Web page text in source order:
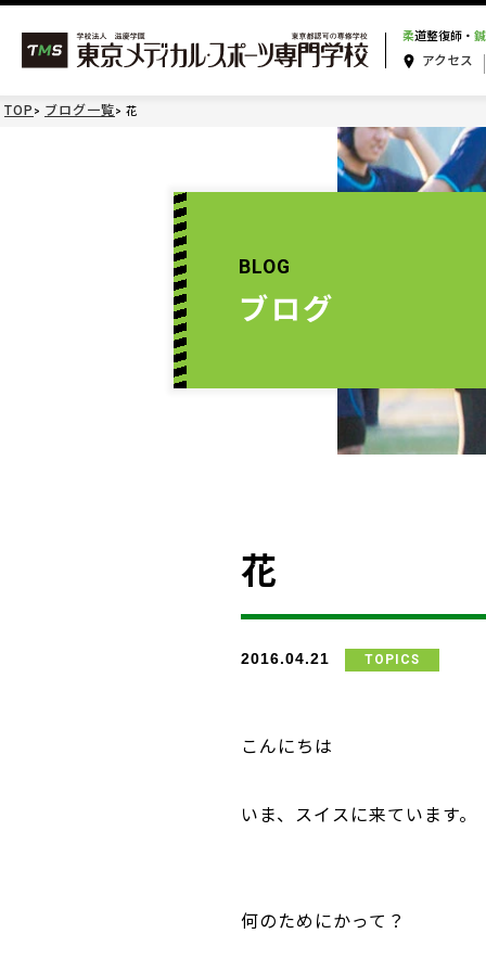
柔道整復師・ 鍼
アクセス
TOP ブログ一覧 花
BLOG
ブログ
花
2016.04.21 TOPICS
こんにちは
いま、スイスに来ています。
何のためにかって？